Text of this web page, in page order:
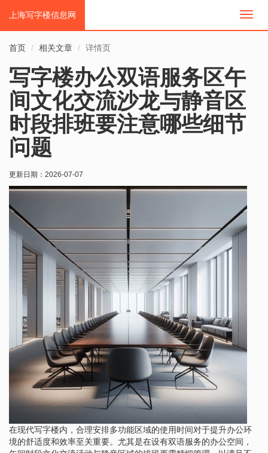
切
上海写字楼信息网
首页 相关文章 详情页
写字楼办公双语服务区午
间文化交流沙龙与静音区
时段排班要注意哪些细节
问题
更新日期： 2026-07-07
在现代写字楼内，合理安排多功能区域的使用时间对于提升办公环
境的舒适度和效率至关重要。尤其是在设有双语服务的办公空间，